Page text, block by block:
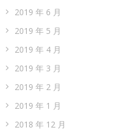
2019 年 6 月
2019 年 5 月
2019 年 4 月
2019 年 3 月
2019 年 2 月
2019 年 1 月
2018 年 12 月